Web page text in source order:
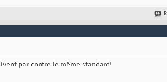
par contre le même standard!